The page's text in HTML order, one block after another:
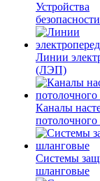
Устройства
безопасности
Линии
(ЛЭП)
Каналы
Системы
шланговые